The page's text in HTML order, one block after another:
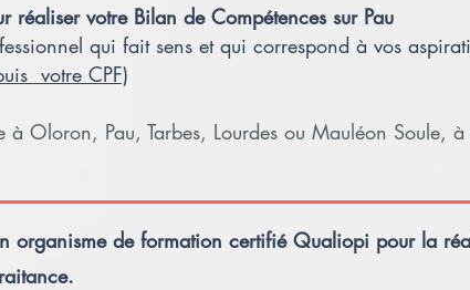
réaliser votre Bilan de Compétences sur Pau
qui fait sens et qui correspond à vos
votre CPF)
à Oloron, Pau, Tarbes, Lourdes ou Mauléon Soule,
organisme de formation certifié Qualiopi pour la